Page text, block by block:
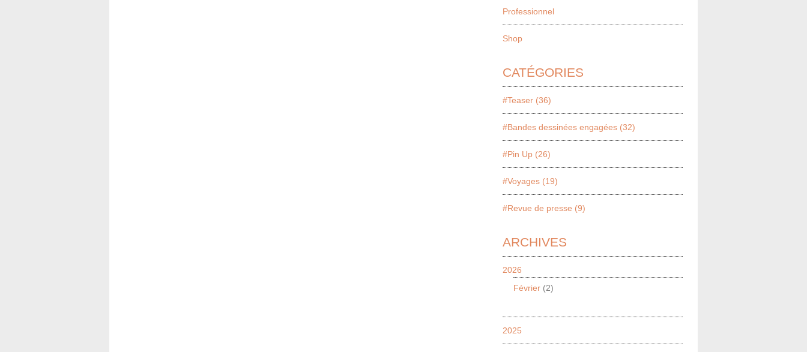
Professionnel
Shop
CATÉGORIES
#Teaser (36)
#Bandes dessinées engagées (32)
#Pin Up (26)
#Voyages (19)
#Revue de presse (9)
ARCHIVES
2026
Février (2)
2025